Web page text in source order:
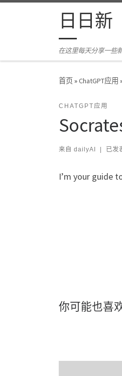
Skip to content日日新
在这里每天分享一些
首页»ChatGPT应用
CHATGPT应用
来自 dailyAI 已发
I’m your guide
你可能也喜